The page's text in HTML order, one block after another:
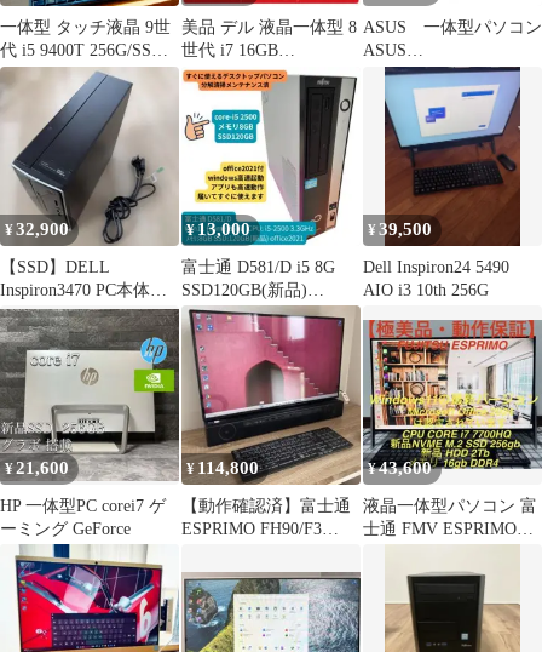
一体型 タッチ液晶 9世
代 i5 9400T 256G/SSD
NVMe ＋ 2.0T / 8G
1920x1080 nVIDIA HP
HP 22-C0151jp CQQ06
美品 デル 液晶一体型 8
世代 i7 16GB
256GB+1TB タッチパネ
ASUS 一体型パソコン
ASUS
M3402/Ryzen5/16GB
¥32,900
【SSD】DELL
Inspiron3470 PC本体
Win11 i5-9th
¥13,000
富士通 D581/D i5 8G
SSD120GB(新品)
office2021
¥39,500
Dell Inspiron24 5490
AIO i3 10th 256G
¥21,600
HP 一体型PC corei7 ゲ
ーミング GeForce
¥ 114,800
【動作確認済】富士通
ESPRIMO FH90/F3
¥43,600
液晶一体型パソコン 富
士通 FMV ESPRIMO